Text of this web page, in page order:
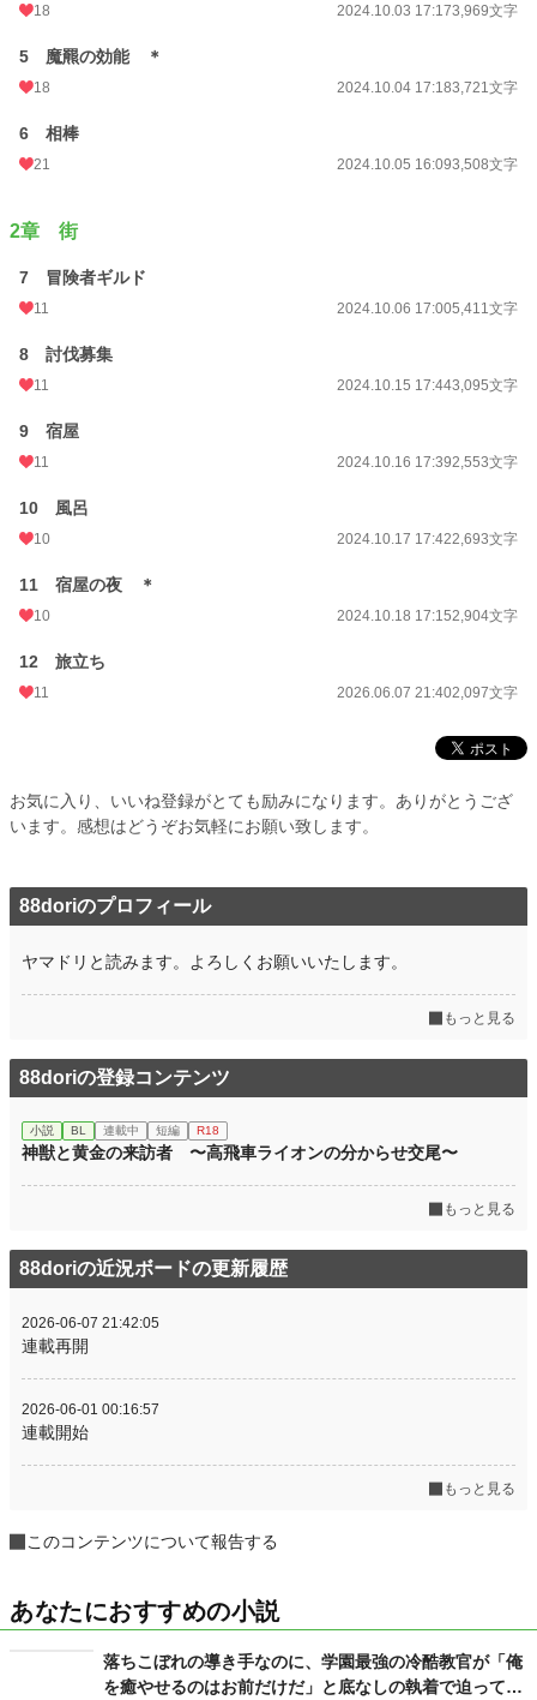
18 2024.10.03 17:173,969文字
5 魔羆の効能 ＊
18 2024.10.04 17:183,721文字
6 相棒
21 2024.10.05 16:093,508文字
2章 街
7 冒険者ギルド
11 2024.10.06 17:005,411文字
8 討伐募集
11 2024.10.15 17:443,095文字
9 宿屋
11 2024.10.16 17:392,553文字
10 風呂
10 2024.10.17 17:422,693文字
11 宿屋の夜 ＊
10 2024.10.18 17:152,904文字
12 旅立ち
11 2026.06.07 21:402,097文字
お気に入り、いいね登録がとても励みになります。ありがとうござ
います。感想はどうぞお気軽にお願い致します。
88doriのプロフィール
ヤマドリと読みます。よろしくお願いいたします。
もっと見る
88doriの登録コンテンツ
小説 BL 連載中 短編 R18
神獣と黄金の来訪者 〜高飛車ライオンの分からせ交尾〜
もっと見る
88doriの近況ボードの更新履歴
2026-06-07 21:42:05
連載再開
2026-06-01 00:16:57
連載開始
もっと見る
このコンテンツについて報告する
あなたにおすすめの小説
落ちこぼれの導き手なのに、学園最強の冷酷教官が「俺
を癒やせるのはお前だけだ」と底なしの執着で迫ってき